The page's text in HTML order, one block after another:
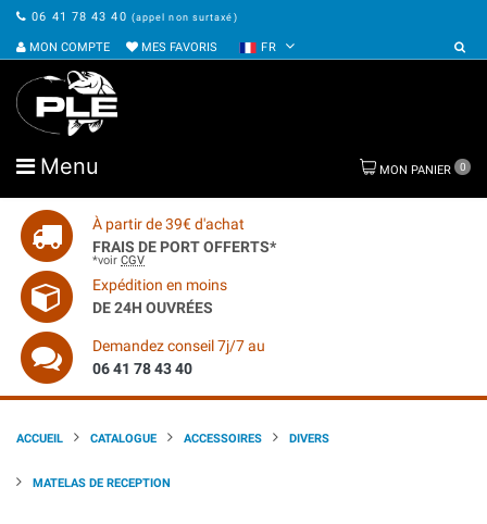
06 41 78 43 40 (appel non surtaxé)
MON COMPTE MES FAVORIS FR
Menu MON PANIER 0
À partir de 39€ d'achat
FRAIS DE PORT OFFERTS*
*voir CGV
Expédition en moins
DE 24H OUVRÉES
Demandez conseil 7j/7 au
06 41 78 43 40
ACCUEIL CATALOGUE ACCESSOIRES DIVERS
MATELAS DE RECEPTION